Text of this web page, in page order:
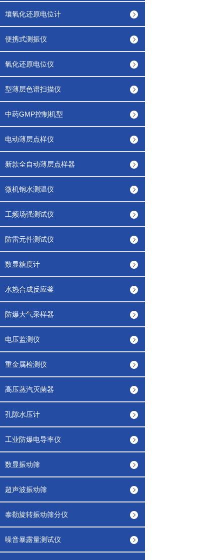
壤氧化还原电位计
便携式测振仪
氧化还原电位仪
型薄层色谱扫描仪
中药GMP控制机型
电动薄层点样仪
新款全自动薄层点样器
微机钢水测温仪
工频场强测试仪
防雷元件测试仪
数显糖度计
水热合成反应釜
防爆大气采样器
电压监测仪
重金属检测仪
高压蒸汽灭菌器
孔隙水压计
工业防爆电导率仪
数显振动筛
超声波振动筛
泰勒旋转振动筛分仪
噪音暴露量测试仪